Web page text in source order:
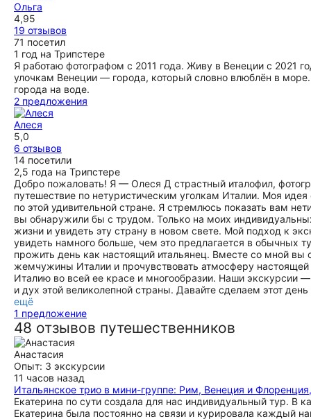
Ольга
4,95
19 отзывов
71 посетил
1 год на Трипстере
Я работаю фотографом с 2011 года. Живу в Венеции с 2021
улочкам Венеции — города, который словно влюблён в море.
города на воде.
2 предложения
Алеся
5,0
6 отзывов
14 посетили
2,5 года на Трипстере
Добро пожаловать! Я — Олеся Д страстный италофил,
путешествие по нетуристическим уголкам Италии. Моя
по этой удивительной стране. Я стремлюсь показать вам
вы обнаружили бы с трудом. Только на моих
жизни и увидеть эту страну в новом свете. Мой подход к
увидеть намного больше, чем это предлагается в
прожить день как настоящий итальянец. Вместе со мной
жемчужины Италии и прочувствовать атмосферу
Италию во всей ее красе и многообразии. Наши экскурсии
и дух этой великолепной страны. Давайте сделаем этот
ещё
1 предложение
48 отзывов путешественников
Анастасия
Опыт: 3 экскурсии
11 часов назад
Итальянское трио в мини-группе: Рим, Венеция и
Екатерина по сути создала для нас индивидуальный тур.
Екатерина была постоянно на связи и курировала каждый